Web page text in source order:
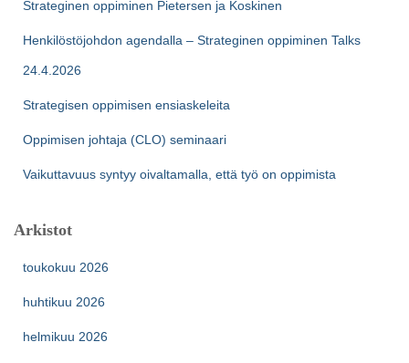
Strateginen oppiminen Pietersen ja Koskinen
Henkilöstöjohdon agendalla – Strateginen oppiminen Talks
24.4.2026
Strategisen oppimisen ensiaskeleita
Oppimisen johtaja (CLO) seminaari
Vaikuttavuus syntyy oivaltamalla, että työ on oppimista
Arkistot
toukokuu 2026
huhtikuu 2026
helmikuu 2026